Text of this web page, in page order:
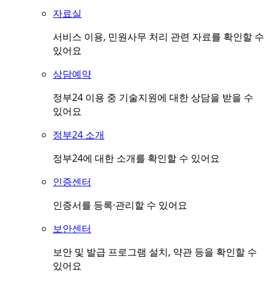
자료실
서비스 이용, 민원사무 처리 관련 자료를 확인할 수
있어요
상담예약
정부24 이용 중 기술지원에 대한 상담을 받을 수
있어요
정부24 소개
정부24에 대한 소개를 확인할 수 있어요
인증센터
인증서를 등록·관리할 수 있어요
보안센터
보안 및 발급 프로그램 설치, 약관 등을 확인할 수
있어요